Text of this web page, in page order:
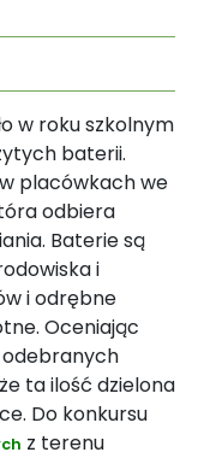
w roku szkolnym
baterii.
placówkach we
odbiera
Baterie są
i
i odrębne
Oceniając
ta ilość dzielona
Do konkursu
z terenu